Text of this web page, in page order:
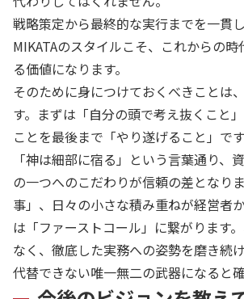
戦略策定から最終的な実行までを一貫
MIKATAのスタイルこそ、これからの
る価値になります。
そのために身につけておくべきことは
す。まずは「自分の頭で考え抜くこと
ことを最後まで「やり遂げること」です
「神は細部に宿る」という言葉通り、
の一つへのこだわりが信頼の差となり
事」、日々の小さな積み重ねが経営者
は「ファーストコール」に繋がります
なく、徹底した実務への姿勢を磨き続
代替できない唯一無二の武器になると確